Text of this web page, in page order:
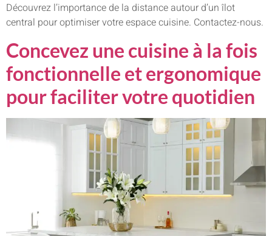
Découvrez l’importance de la distance autour d’un îlot
central pour optimiser votre espace cuisine. Contactez-nous.
Concevez une cuisine à la fois
fonctionnelle et ergonomique
pour faciliter votre quotidien